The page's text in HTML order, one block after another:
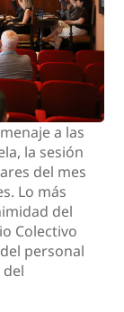
a las
la sesión
del mes
Lo más
del
Colectivo
personal